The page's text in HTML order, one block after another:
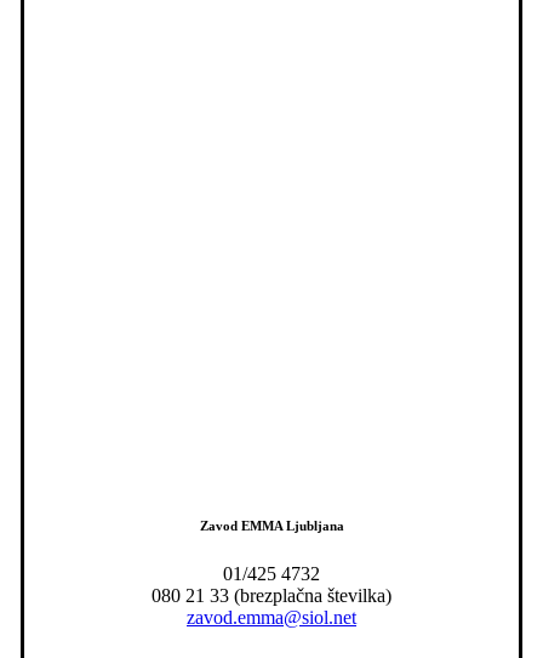
Zavod EMMA Ljubljana
01/425 4732
080 21 33 (brezplačna številka)
zavod.emma@siol.net